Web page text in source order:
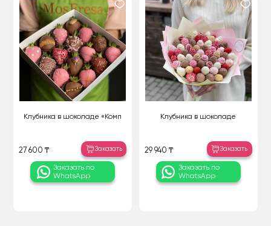
Клубника в шоколаде «Комп
27 600 ₸ Заказать
Заказать по
WhatsApp
Клубника в шоколаде
29 940 ₸ Заказать
Заказать по
WhatsApp